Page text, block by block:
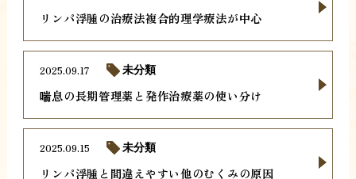
リンパ浮腫の治療法複合的理学療法が中心
喘息の長期管理薬と発作治療薬の使い分け
2025.09.17 未分類
リンパ浮腫と間違えやすい他のむくみの原因
2025.09.15 未分類